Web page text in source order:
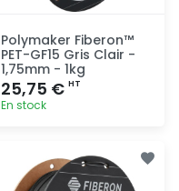
Polymaker Fiberon™
PET-GF15 Gris Clair -
1,75mm - 1kg
25,75 € HT
En stock
rapide